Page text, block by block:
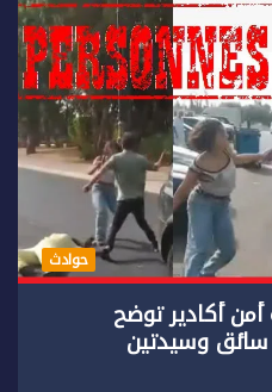
حوادث
أمن أكادير توضح
وسيدتين